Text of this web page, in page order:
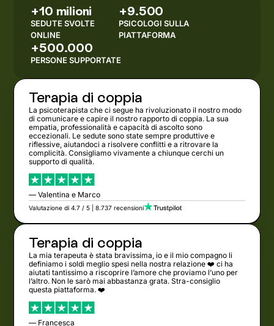
+10 milioni
SEDUTE SVOLTE
ONLINE
+9.500
PSICOLOGI SULLA
PIATTAFORMA
+500.000
PERSONE SUPPORTATE
Terapia di coppia
La psicoterapista che ci segue ha rivoluzionato il nostro modo
di comunicare e capire il nostro rapporto di coppia. La sua
empatia, professionalità e capacità di ascolto sono
eccezionali. Le sedute sono state sempre produttive e
riflessive, aiutandoci a risolvere conflitti e a ritrovare la
complicità. Consigliamo vivamente a chiunque cerchi un
supporto di qualità.
— Valentina e Marco
Valutazione di 4.7 / 5 | 8.737 recensioni
Terapia di coppia
La mia terapeuta è stata bravissima, io e il mio compagno li
definiamo i soldi meglio spesi nella nostra relazione ❤️ ci ha
aiutati tantissimo a riscoprire l’amore che proviamo l’uno per
l’altro. Non le sarò mai abbastanza grata. Stra-consiglio
questa piattaforma. ❤️
— Francesca